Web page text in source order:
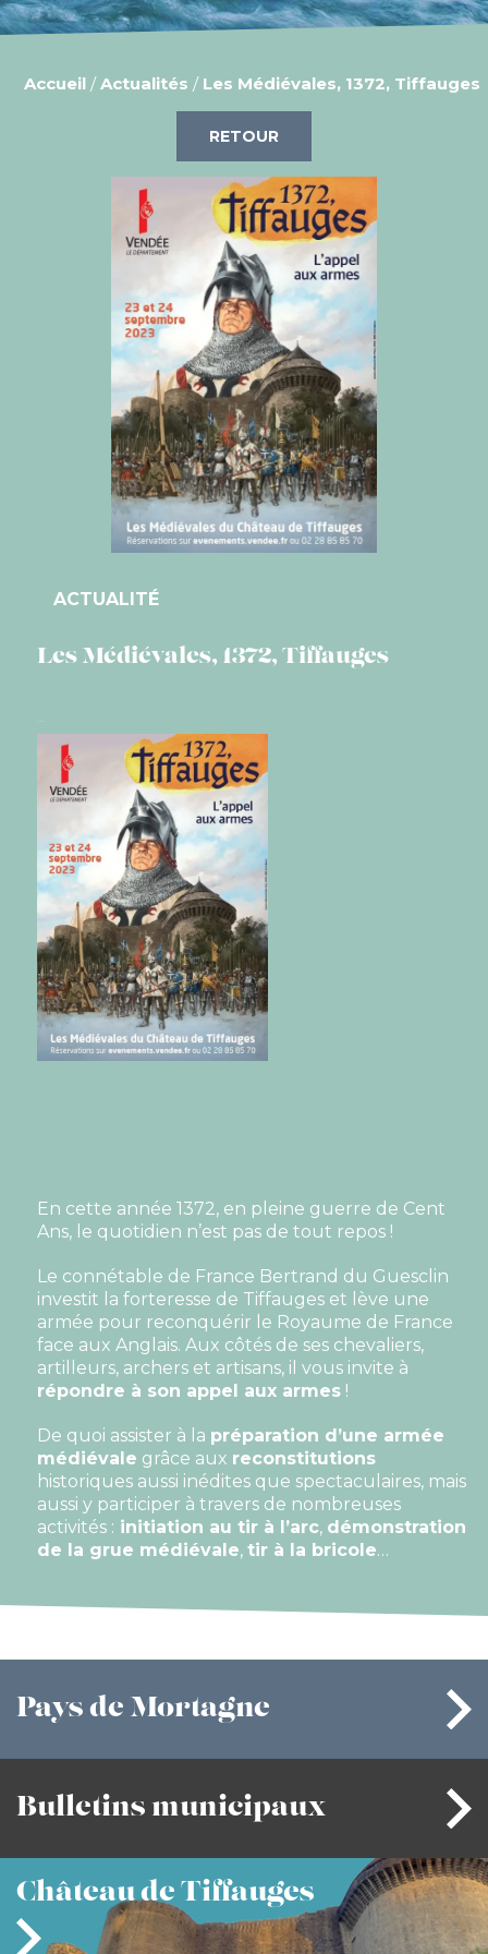
Accueil /Actualités / Les Médiévales, 1372, Tiffauges
RETOUR
ACTUALITÉ
Les Médiévales, 1372, Tiffauges
En cette année 1372, en pleine guerre de Cent
Ans, le quotidien n’est pas de tout repos !
Le connétable de France Bertrand du Guesclin
investit la forteresse de Tiffauges et lève une
armée pour reconquérir le Royaume de France
face aux Anglais. Aux côtés de ses chevaliers,
artilleurs, archers et artisans, il vous invite à
répondre à son appel aux armes !
De quoi assister à la préparation d’une armée
médiévale grâce aux reconstitutions
historiques aussi inédites que spectaculaires, mais
aussi y participer à travers de nombreuses
activités : initiation au tir à l’arc, démonstration
de la grue médiévale,tir à la bricole…
Pays de Mortagne
Bulletins municipaux
Châteaude Tiffauges